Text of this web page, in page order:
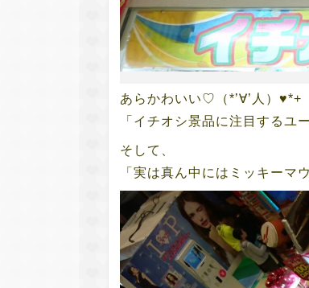
あらかわいい♡（*’∀’人）♥*+
「イチオシ景品に注目するユ
そして、
「実は真ん中にはミッキーマ